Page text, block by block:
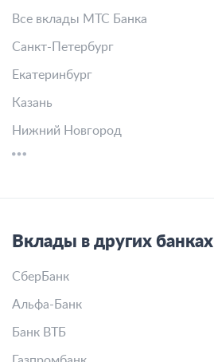
Все вклады МТС Банка
Санкт-Петербург
Екатеринбург
Казань
Нижний Новгород
Вклады в других банках
СберБанк
Альфа-Банк
Банк ВТБ